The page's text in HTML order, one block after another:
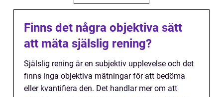
Finns det några objektiva sätt
att mäta själslig rening?
Själslig rening är en subjektiv upplevelse och det
finns inga objektiva mätningar för att bedöma
eller kvantifiera den. Det handlar mer om att